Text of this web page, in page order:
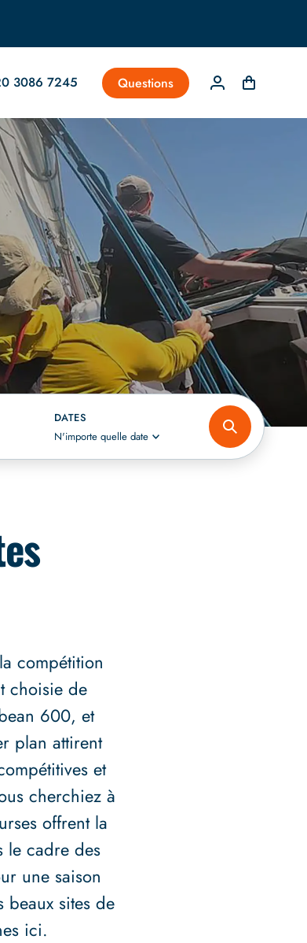
3086 7245 Questions
DATES
N'importe quelle date
compétition
choisie de
600, et
plan attirent
et
cherchiez à
offrent la
le cadre des
une saison
sites de
ici.